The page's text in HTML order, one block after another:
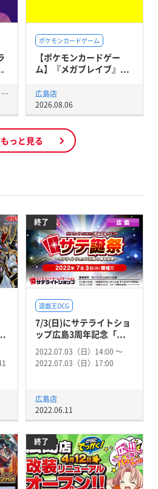
ポケモンカードゲーム
【ポケモンカードゲー
ム】『メガブレイブ』...
広島店
2026.08.06
サテライトショップTOKYO 秋葉原店
もっと見る
終了
遊戯王OCG
7/3(日)にサテライトショ
ップ広島3周年記念「...
2022.07.03（日）14:00 〜
2022.07.03（日）17:00
広島店
2022.06.11
終了